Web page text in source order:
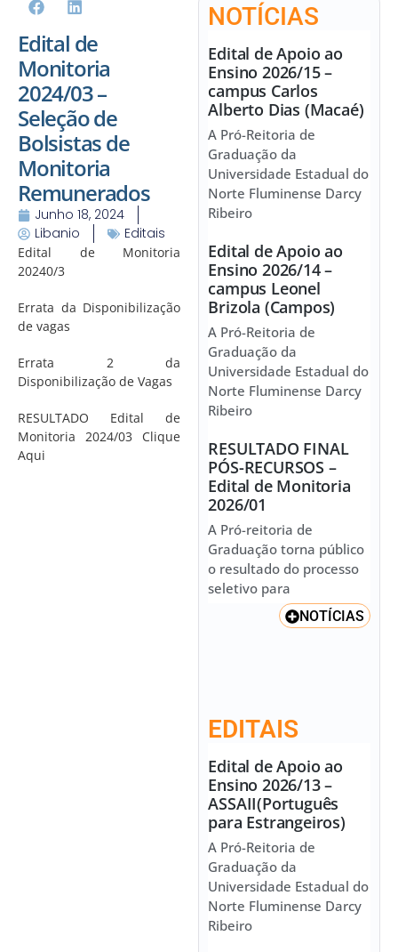
Edital de
Monitoria
2024/03 –
Seleção de
Bolsistas de
Monitoria
Remunerados
Junho 18, 2024
Libanio
Editais
Edital de Monitoria
20240/3
Errata da Disponibilização
de vagas
Errata 2 da
Disponibilização de Vagas
RESULTADO Edital de
Monitoria 2024/03 Clique
Aqui
NOTÍCIAS
Edital de Apoio ao
Ensino 2026/15 –
campus Carlos
Alberto Dias (Macaé)
A Pró-Reitoria de
Graduação da
Universidade Estadual do
Norte Fluminense Darcy
Ribeiro
Edital de Apoio ao
Ensino 2026/14 –
campus Leonel
Brizola (Campos)
A Pró-Reitoria de
Graduação da
Universidade Estadual do
Norte Fluminense Darcy
Ribeiro
RESULTADO FINAL
PÓS-RECURSOS –
Edital de Monitoria
2026/01
A Pró-reitoria de
Graduação torna público
o resultado do processo
seletivo para
NOTÍCIAS
EDITAIS
Edital de Apoio ao
Ensino 2026/13 –
ASSAII(Português
para Estrangeiros)
A Pró-Reitoria de
Graduação da
Universidade Estadual do
Norte Fluminense Darcy
Ribeiro